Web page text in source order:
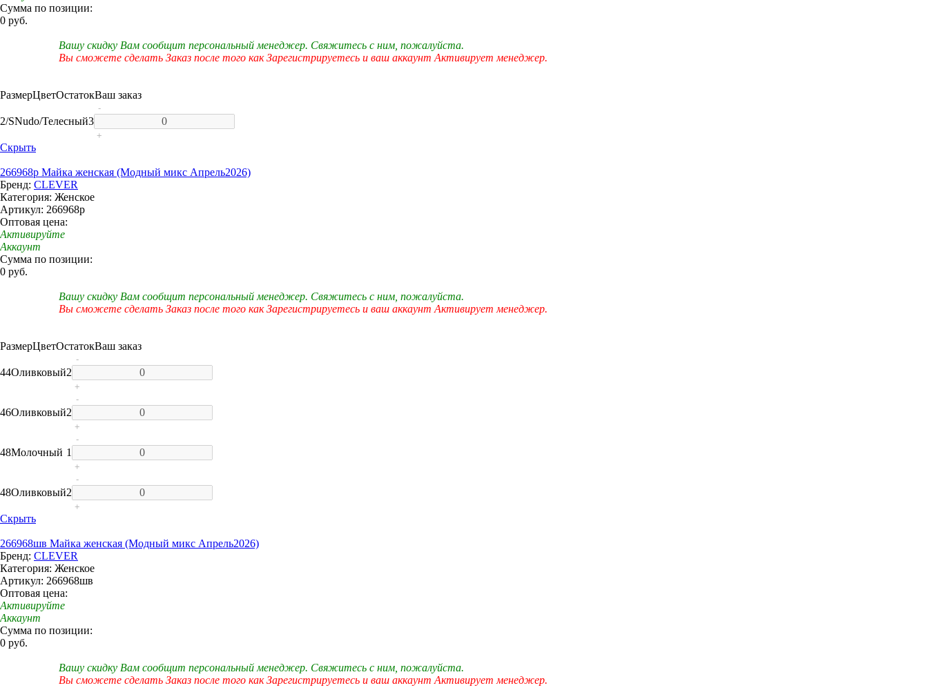
Сумма по позиции:
0 руб.
Вашу скидку Вам сообщит персональный менеджер. Свяжитесь с ним, пожалуйста.
Вы сможете сделать Заказ после того как Зарегистрируетесь и ваш аккаунт Активирует менеджер.
РазмерЦветОстатокВаш заказ
2/SNudo/Телесный3
-
+
Скрыть
266968р Майка женская (Модный микс Апрель2026)
Бренд: CLEVER
Категория: Женское
Артикул: 266968р
Оптовая цена:
Активируйте
Аккаунт
Сумма по позиции:
0 руб.
Вашу скидку Вам сообщит персональный менеджер. Свяжитесь с ним, пожалуйста.
Вы сможете сделать Заказ после того как Зарегистрируетесь и ваш аккаунт Активирует менеджер.
РазмерЦветОстатокВаш заказ
44Оливковый2
-
+
46Оливковый2
-
+
48Молочный 1
-
+
48Оливковый2
-
+
Скрыть
266968шв Майка женская (Модный микс Апрель2026)
Бренд: CLEVER
Категория: Женское
Артикул: 266968шв
Оптовая цена:
Активируйте
Аккаунт
Сумма по позиции:
0 руб.
Вашу скидку Вам сообщит персональный менеджер. Свяжитесь с ним, пожалуйста.
Вы сможете сделать Заказ после того как Зарегистрируетесь и ваш аккаунт Активирует менеджер.